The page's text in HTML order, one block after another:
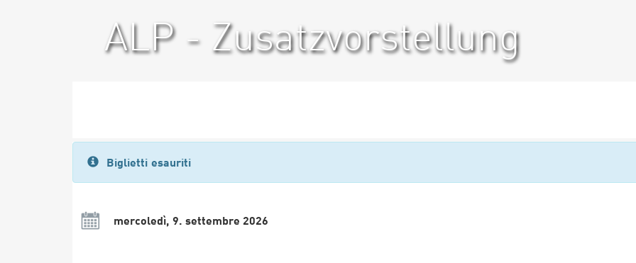
ALP - Zusatzvorstellung
Biglietti esauriti
mercoledì, 9. settembre 2026